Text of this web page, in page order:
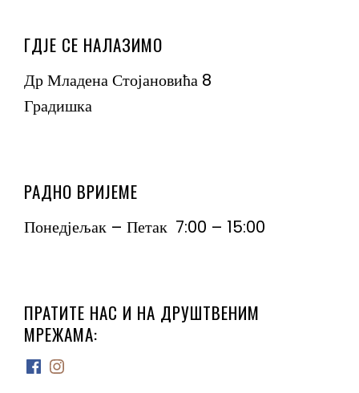
ГДЈЕ СЕ НАЛАЗИМО
Др Младена Стојановића 8
Градишка
РАДНО ВРИЈЕМЕ
Понедјељак – Петак 7:00 – 15:00
ПРАТИТЕ НАС И НА ДРУШТВЕНИМ
МРЕЖАМА:
Facebook
Instagram